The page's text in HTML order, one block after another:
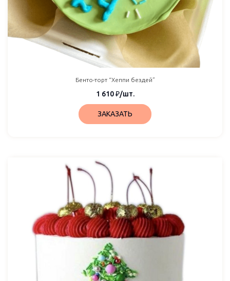
Бенто-торт “Хеппи бездей”
1 610₽/шт.
ЗАКАЗАТЬ